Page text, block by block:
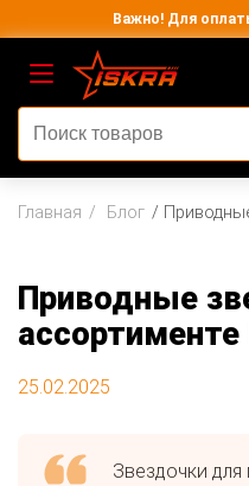
Важно! Для
Главная Блог
Приводные
ассортименте
25.02.2025
Звездочки